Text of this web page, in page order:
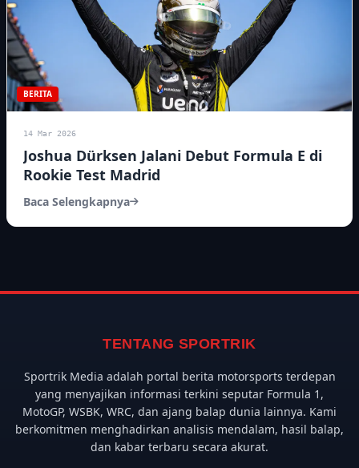
BERITA
14 Mar 2026
Joshua Dürksen Jalani Debut Formula E di
Rookie Test Madrid
Baca Selengkapnya
TENTANG SPORTRIK
Sportrik Media adalah portal berita motorsports terdepan
yang menyajikan informasi terkini seputar Formula 1,
MotoGP, WSBK, WRC, dan ajang balap dunia lainnya. Kami
berkomitmen menghadirkan analisis mendalam, hasil balap,
dan kabar terbaru secara akurat.